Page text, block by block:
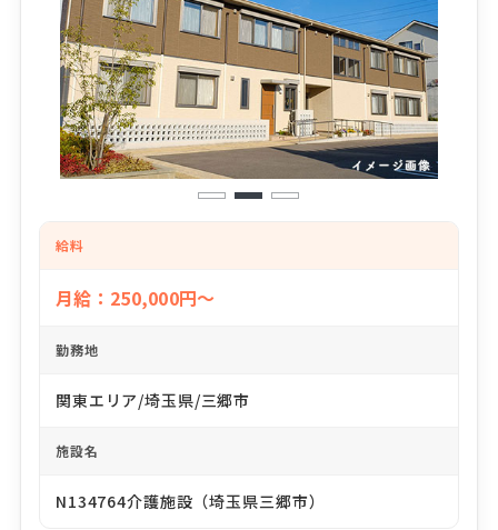
1 2 3
給料
月給：250,000円～
勤務地
関東エリア/埼玉県/三郷市
施設名
N134764介護施設（埼玉県三郷市）